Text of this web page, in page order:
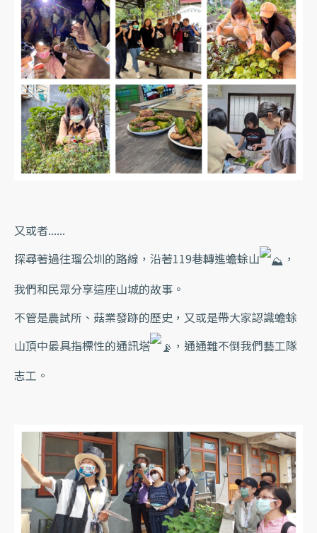
又或者......
探尋著過往瑠公圳的路線，沿著119巷轉進蟾蜍山
，
我們和民眾分享這座山城的故事。
不管是農試所、菇業發跡的歷史，又或是帶大家認識蟾蜍
山頂中最具指標性的通訊塔
，通通難不倒我們藝工隊
志工。